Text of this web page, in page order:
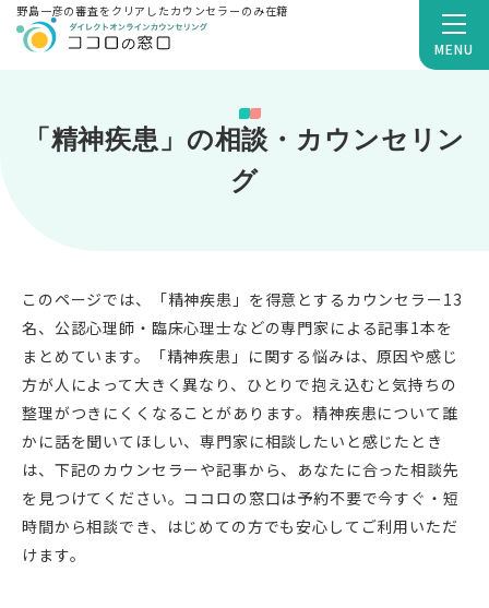
MENU
野島一彦の審査をクリアしたカウンセラーのみ在籍
「精神疾患」の相談・カウンセリン
グ
このページでは、「精神疾患」を得意とするカウンセラー13
名、公認心理師・臨床心理士などの専門家による記事1本を
まとめています。「精神疾患」に関する悩みは、原因や感じ
方が人によって大きく異なり、ひとりで抱え込むと気持ちの
整理がつきにくくなることがあります。精神疾患について誰
かに話を聞いてほしい、専門家に相談したいと感じたとき
は、下記のカウンセラーや記事から、あなたに合った相談先
を見つけてください。ココロの窓口は予約不要で今すぐ・短
時間から相談でき、はじめての方でも安心してご利用いただ
けます。